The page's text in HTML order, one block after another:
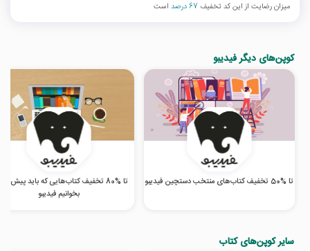
میزان رضایت از این کد تخفیف 67 درصد است
کوپن‌های دیگر فیدیبو
تا %50 تخفیف کتاب‌های منتخب دستچین فیدیبو
تا %80 تخفیف کتاب‌هایی که باید پیش
بخوانیم فیدیبو
سایر کوپن‌های کتاب